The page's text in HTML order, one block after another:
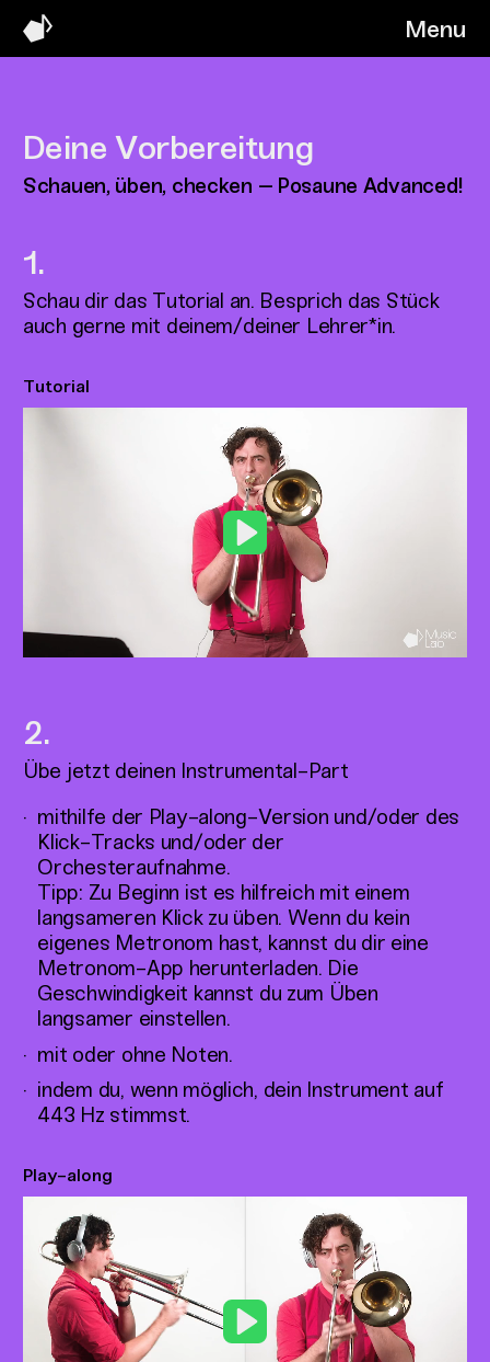
Menu
Deine Vorbereitung
Schauen, üben, checken – Posaune Advanced!
Schau dir das Tutorial an. Besprich das Stück
auch gerne mit deinem/deiner Lehrer*in.
Tutorial
Play
Übe jetzt deinen Instrumental-Part
mithilfe der Play-along-Version und/oder des
Klick-Tracks und/oder der
Orchesteraufnahme.
Tipp: Zu Beginn ist es hilfreich mit einem
langsameren Klick zu üben. Wenn du kein
eigenes Metronom hast, kannst du dir eine
Metronom-App herunterladen. Die
Geschwindigkeit kannst du zum Üben
langsamer einstellen.
mit oder ohne Noten.
indem du, wenn möglich, dein Instrument auf
443 Hz stimmst.
Play-along
Play